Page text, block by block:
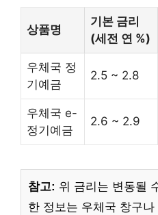
상품명
기본 금리
(세전 연 %)
우체국 정
기예금
2.5 ~ 2.8
우체국 e-
정기예금
2.6 ~ 2.9
참고: 위 금리는 변동될
한 정보는 우체국 창구